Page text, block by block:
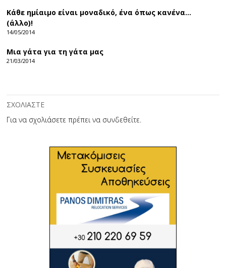
Κάθε ημίαιμο είναι μοναδικό, ένα όπως κανένα…
(άλλο)!
14/05/2014
Mια γάτα για τη γάτα μας
21/03/2014
ΣΧΟΛΙΑΣΤΕ
Για να σχολιάσετε πρέπει να συνδεθείτε